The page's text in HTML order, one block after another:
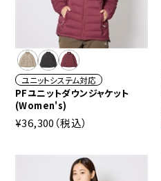
ユニットシステム対応
PFユニットダウンジャケット
(Women's)
¥36,300 （税込）